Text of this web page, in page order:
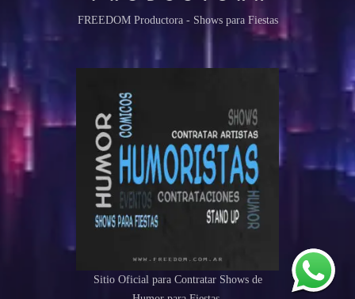
FREEDOM Productora - Shows para Fiestas
Sitio Oficial para Contratar Shows de